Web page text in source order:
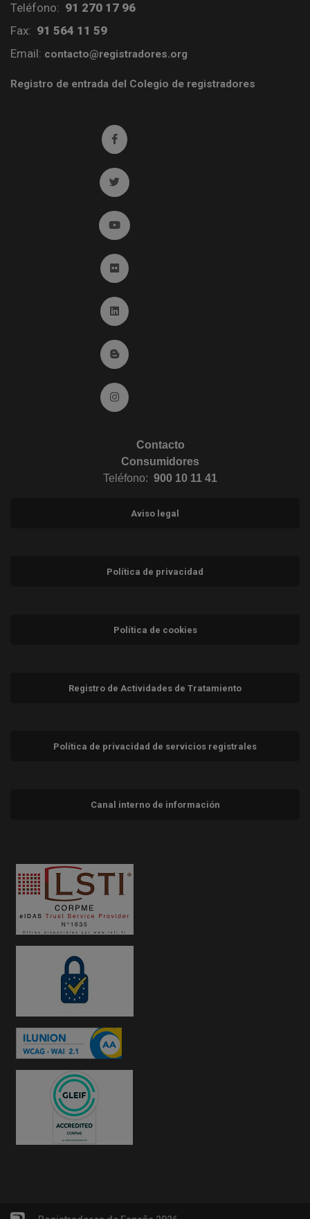
Teléfono: 91 270 17 96
Fax: 91 564 11 59
Email: contacto@registradores.org
Registro de entrada del Colegio de registradores
Ir a facebook (abre en ventana nueva)
Ir a twitter (abre en ventana nueva)
Ir a YouTube (abre en ventana nueva)
Ir a Flickr (abre en ventana nueva)
Ir a Linkedin (abre en ventana nueva)
Ir al Blog (abre en ventana nueva)
Ir a Instagram (abre en ventana nueva)
Contacto
Consumidores
Teléfono: 900 10 11 41
Aviso legal
Política de privacidad
Política de cookies
Registro de Actividades de Tratamiento
Política de privacidad de servicios registrales
Canal interno de información